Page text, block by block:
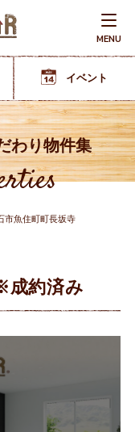
MENU
イベント
わり物件集
市魚住町町長坂寺
約済み